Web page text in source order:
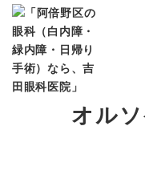
オル